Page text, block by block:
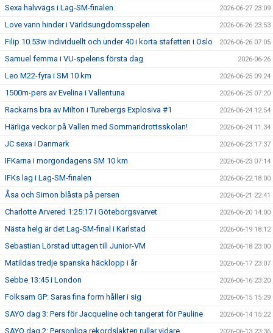
Sexa halvvägs i Lag-SM-finalen 2026-06-27 23:09
Love vann hinder i Världsungdomsspelen 2026-06-26 23:53
Filip 10.53w individuellt och under 40 i korta stafetten i Oslo 2026-06-26 07:05
Samuel femma i VU-spelens första dag 2026-06-26
Leo M22-fyra i SM 10 km 2026-06-25 09:24
1500m-pers av Evelina i Vallentuna 2026-06-25 07:20
Rackarns bra av Milton i Turebergs Explosiva #1 2026-06-24 12:54
Härliga veckor på Vallen med Sommaridrottsskolan! 2026-06-24 11:34
JC sexa i Danmark 2026-06-23 17:37
IFKarna i morgondagens SM 10 km 2026-06-23 07:14
IFKs lag i Lag-SM-finalen 2026-06-22 18:00
Åsa och Simon blåsta på persen 2026-06-21 22:41
Charlotte Arvered 1:25:17 i Göteborgsvarvet 2026-06-20 14:00
Nästa helg är det Lag-SM-final i Karlstad 2026-06-19 18:12
Sebastian Lörstad uttagen till Junior-VM 2026-06-18 23:00
Matildas tredje spanska häcklopp i år 2026-06-17 23:07
Sebbe 13:45 i London 2026-06-16 23:20
Folksam GP: Saras fina form håller i sig 2026-06-15 15:29
SAYO dag 3: Pers för Jacqueline och tangerat för Pauline 2026-06-14 15:22
SAYO dag 2: Personliga rekordslakten rullar vidare